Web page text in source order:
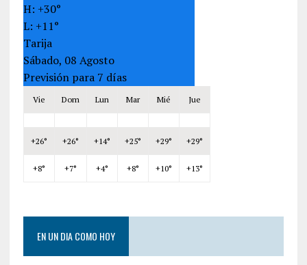
H: +30°
L: +11°
Tarija
Sábado, 08 Agosto
Previsión para 7 días
Vie Dom Lun Mar Mié Jue
+26° +26° +14° +25° +29° +29°
+8° +7° +4° +8° +10° +13°
EN UN DIA COMO HOY